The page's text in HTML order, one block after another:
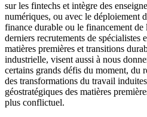
sur les fintechs et intègre des
numériques, ou avec le déploiement
finance durable ou le financement
derniers recrutements de spécialistes
matières premières et transitions
industrielle, visent aussi à nous
certains grands défis du moment, du
des transformations du travail
géostratégiques des matières
plus conflictuel.